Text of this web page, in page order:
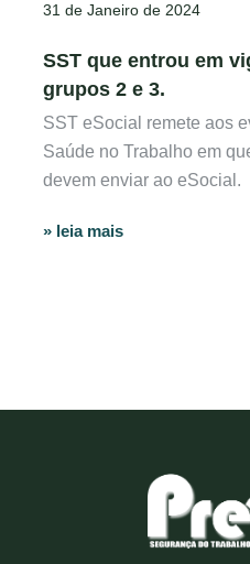
31 de Janeiro de 2024
SST que entrou em
grupos 2 e 3.
SST eSocial remete aos
Saúde no Trabalho em
devem enviar ao eSocial.
» leia mais